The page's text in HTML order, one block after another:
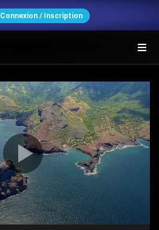
Connexion / Inscription